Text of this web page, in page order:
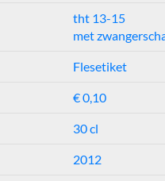
tht 13-15
met
Flesetiket
€ 0,10
30 cl
2012